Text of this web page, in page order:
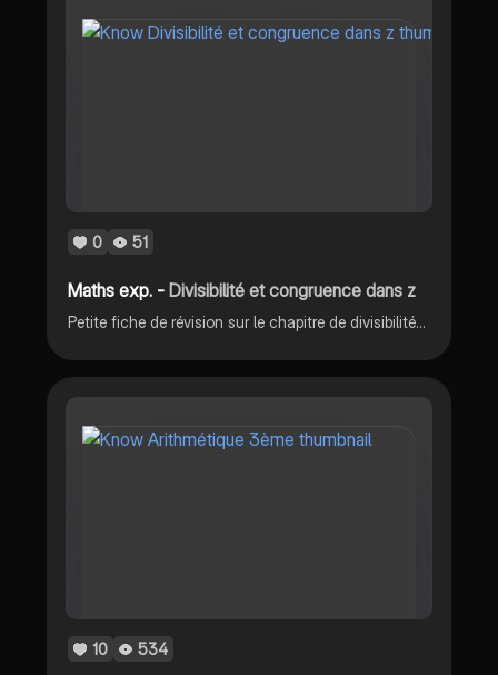
0 51
Maths exp. -Divisibilité et congruence dans z
Petite fiche de révision sur le chapitre de divisibilité et congruence. Celle ci ne reprend que l'essentiel du cours.
10 534